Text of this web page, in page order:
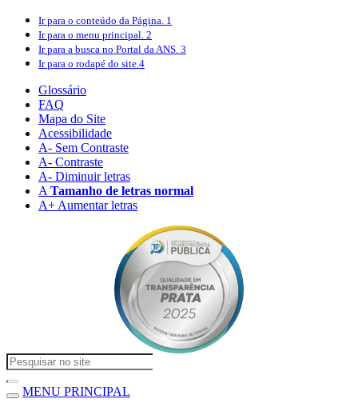
Ir para o conteúdo da Página. 1
Ir para o menu principal. 2
Ir para a busca no Portal da ANS. 3
Ir para o rodapé do site.4
Glossário
FAQ
Mapa do Site
Acessibilidade
A- Sem Contraste
A- Contraste
A- Diminuir letras
A Tamanho de letras normal
A+ Aumentar letras
MENU PRINCIPAL